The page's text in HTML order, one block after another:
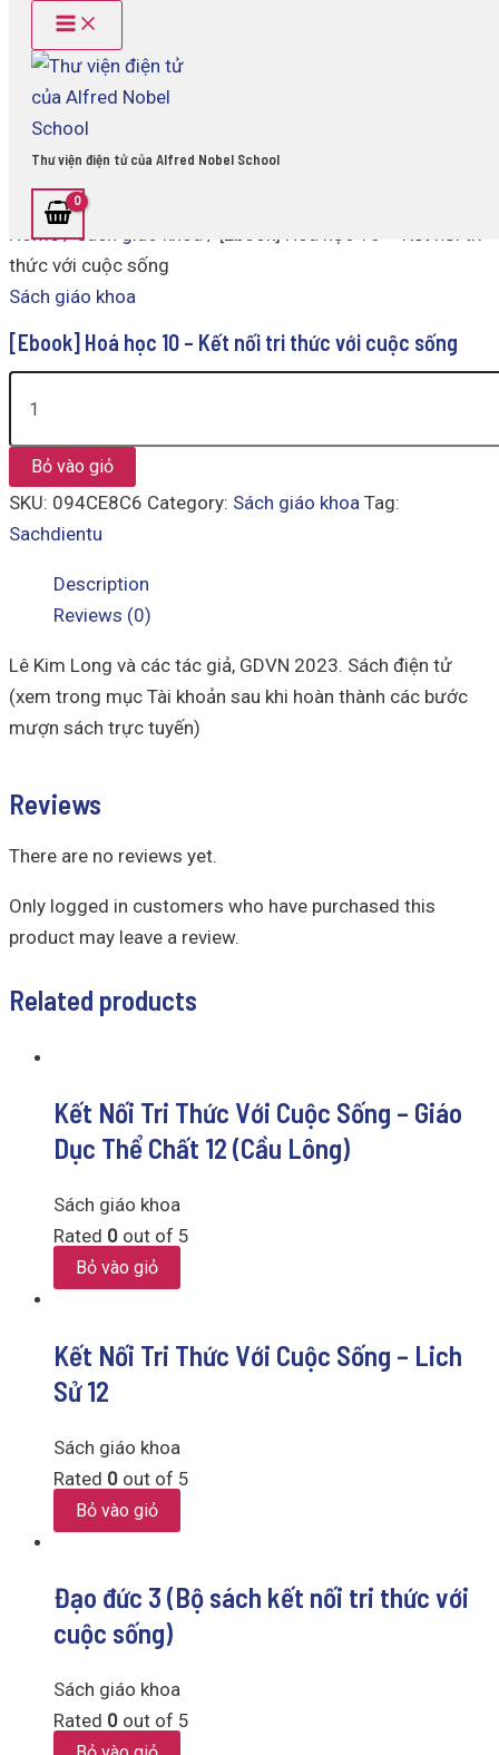
content
Main
Menu
Thư viện điện tử của Alfred Nobel School
Home/Sách giáo khoa / [Ebook] Hoá học 10 – Kết nối tri
thức với cuộc sống
Sách giáo khoa
[Ebook] Hoá học 10 – Kết nối tri thức với cuộc sống
học
thức
sống
quantity
Bỏ vào giỏ
SKU: 094CE8C6 Category: Sách giáo khoa Tag:
Sachdientu
Description
Reviews (0)
Lê Kim Long và các tác giả, GDVN 2023. Sách điện tử
(xem trong mục Tài khoản sau khi hoàn thành các bước
mượn sách trực tuyến)
Reviews
There are no reviews yet.
Only logged in customers who have purchased this
product may leave a review.
Related products
Kết Nối Tri Thức Với Cuộc Sống – Giáo
Dục Thể Chất 12 (Cầu Lông)
Sách giáo khoa
Rated 0 out of 5
Bỏ vào giỏ
Kết Nối Tri Thức Với Cuộc Sống – Lich
Sử 12
Sách giáo khoa
Rated 0 out of 5
Bỏ vào giỏ
Đạo đức 3 (Bộ sách kết nối tri thức với
cuộc sống)
Sách giáo khoa
Rated 0 out of 5